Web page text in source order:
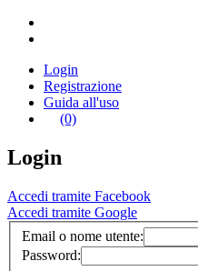
Login
Registrazione
Guida all'uso
(0)
Login
Accedi tramite Facebook
Accedi tramite Google
Email o nome utente:
Password: